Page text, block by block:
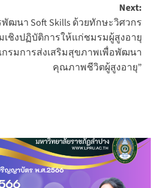
Next:
ฒนา Soft Skills ด้วยทักษะวิศวกร
ชิงปฏิบัติการให้แก่ชมรมผู้สูงอายุ
รมการส่งเสริมสุขภาพเพื่อพัฒนา
คุณภาพชีวิตผู้สูงอายุ”